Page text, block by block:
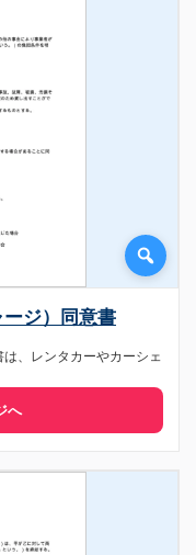
ジ）同意書
、レンタカーやカーシェ
へ